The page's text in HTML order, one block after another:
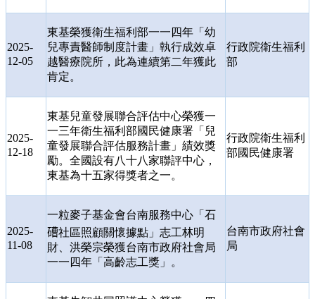
2025-
12-05
東基榮獲衛生福利部一一四年「幼
兒專責醫師制度計畫」執行成效卓
越醫療院所，此為連續第二年獲此
肯定。
行政院衛生福利
部
2025-
12-18
東基兒童發展聯合評估中心榮獲一
一三年衛生福利部國民健康署「兒
童發展聯合評估服務計畫」績效獎
勵。全國設有八十八家聯評中心，
東基為十五家得獎者之一。
行政院衛生福利
部國民健康署
2025-
11-08
一粒麥子基金會台南服務中心「石
𥕢社區照顧關懷據點」志工林明
財、洪榮宗榮獲台南市政府社會局
一一四年「高齡志工獎」。
台南市政府社會
局